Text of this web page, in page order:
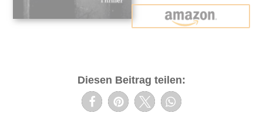
amazon
Diesen Beitrag teilen: